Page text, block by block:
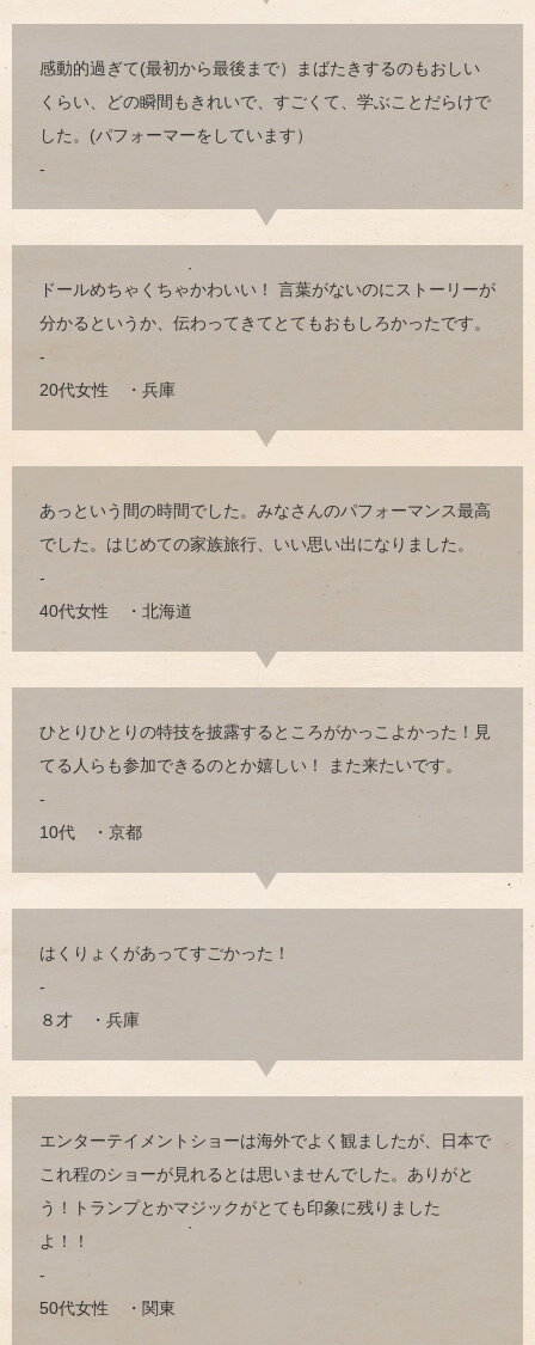
感動的過ぎて(最初から最後まで）まばたきするのもおしい
くらい、どの瞬間もきれいで、すごくて、学ぶことだらけで
した。(パフォーマーをしています）
-
ドールめちゃくちゃかわいい！ 言葉がないのにストーリーが
分かるというか、伝わってきてとてもおもしろかったです。
-
20代女性 ・兵庫
あっという間の時間でした。みなさんのパフォーマンス最高
でした。はじめての家族旅行、いい思い出になりました。
-
40代女性 ・北海道
ひとりひとりの特技を披露するところがかっこよかった！見
てる人らも参加できるのとか嬉しい！ また来たいです。
-
10代 ・京都
はくりょくがあってすごかった！
-
８才 ・兵庫
エンターテイメントショーは海外でよく観ましたが、日本で
これ程のショーが見れるとは思いませんでした。ありがと
う！トランプとかマジックがとても印象に残りました
よ！！
-
50代女性 ・関東